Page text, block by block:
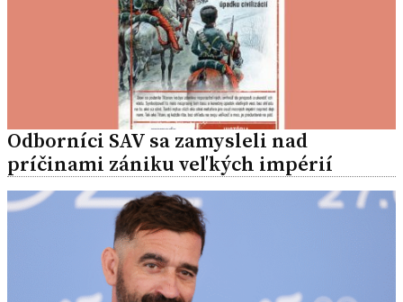
Odborníci SAV sa zamysleli nad
príčinami zániku veľkých impérií